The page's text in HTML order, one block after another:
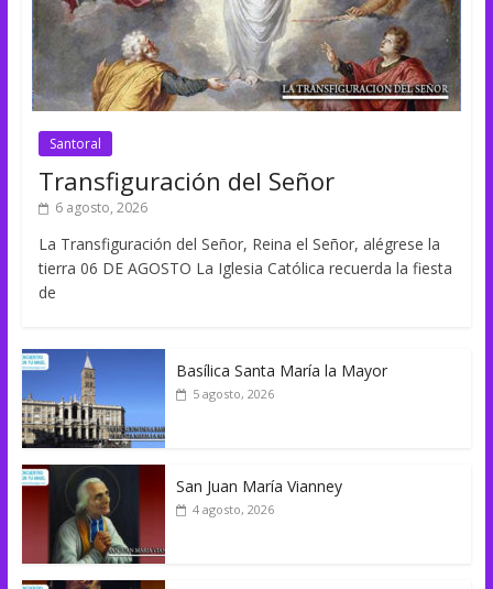
Santoral
Transfiguración del Señor
6 agosto, 2026
La Transfiguración del Señor, Reina el Señor, alégrese la
tierra 06 DE AGOSTO La Iglesia Católica recuerda la fiesta
de
Basílica Santa María la Mayor
5 agosto, 2026
San Juan María Vianney
4 agosto, 2026